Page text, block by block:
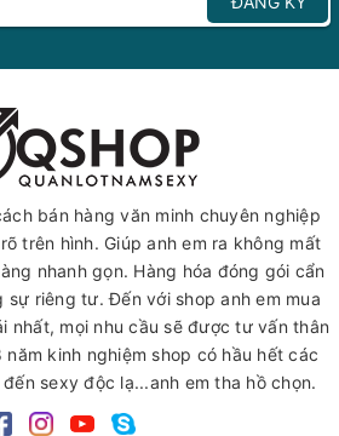
bán hàng văn minh chuyên nghiệp
trên hình. Giúp anh em ra không mất
nhanh gọn. Hàng hóa đóng gói cẩn
riêng tư. Đến với shop anh em mua
nhất, mọi nhu cầu sẽ được tư vấn thân
kinh nghiệm shop có hầu hết các
sexy độc lạ...anh em tha hồ chọn.